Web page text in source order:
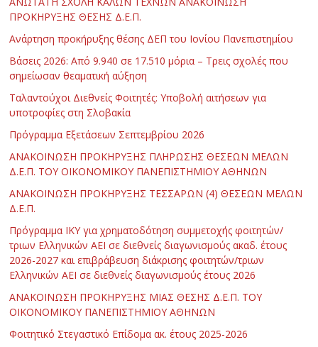
ΠΡΟΚΗΡΥΞΗΣ ΘΕΣΗΣ Δ.Ε.Π.
Ανάρτηση προκήρυξης θέσης ΔΕΠ του Ιονίου Πανεπιστημίου
Βάσεις 2026: Από 9.940 σε 17.510 μόρια – Τρεις σχολές που
σημείωσαν θεαματική αύξηση
Ταλαντούχοι Διεθνείς Φοιτητές: Υποβολή αιτήσεων για
υποτροφίες στη Σλοβακία
Πρόγραμμα Εξετάσεων Σεπτεμβρίου 2026
ΑΝΑΚΟΙΝΩΣΗ ΠΡΟΚΗΡΥΞΗΣ ΠΛΗΡΩΣΗΣ ΘΕΣΕΩΝ ΜΕΛΩΝ
Δ.Ε.Π. ΤΟΥ ΟΙΚΟΝΟΜΙΚΟΥ ΠΑΝΕΠΙΣΤΗΜΙΟΥ ΑΘΗΝΩΝ
ΑΝΑΚΟΙΝΩΣΗ ΠΡΟΚΗΡΥΞΗΣ ΤΕΣΣΑΡΩΝ (4) ΘΕΣΕΩΝ ΜΕΛΩΝ
Δ.Ε.Π.
Πρόγραμμα ΙΚΥ για χρηματοδότηση συμμετοχής φοιτητών/
τριων Ελληνικών ΑΕΙ σε διεθνείς διαγωνισμούς ακαδ. έτους
2026-2027 και επιβράβευση διάκρισης φοιτητών/τριων
Ελληνικών ΑΕΙ σε διεθνείς διαγωνισμούς έτους 2026
ΑΝΑΚΟΙΝΩΣΗ ΠΡΟΚΗΡΥΞΗΣ ΜΙΑΣ ΘΕΣΗΣ Δ.Ε.Π. ΤΟΥ
ΟΙΚΟΝΟΜΙΚΟΥ ΠΑΝΕΠΙΣΤΗΜΙΟΥ ΑΘΗΝΩΝ
Φοιτητικό Στεγαστικό Επίδομα ακ. έτους 2025-2026